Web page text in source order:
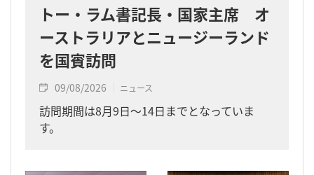
トー・ラム書記長・国家主席 オ
ーストラリアとニュージーランド
を国賓訪問
09/08/2026 ニュース
訪問期間は8月9日～14日までとなっていま
す。